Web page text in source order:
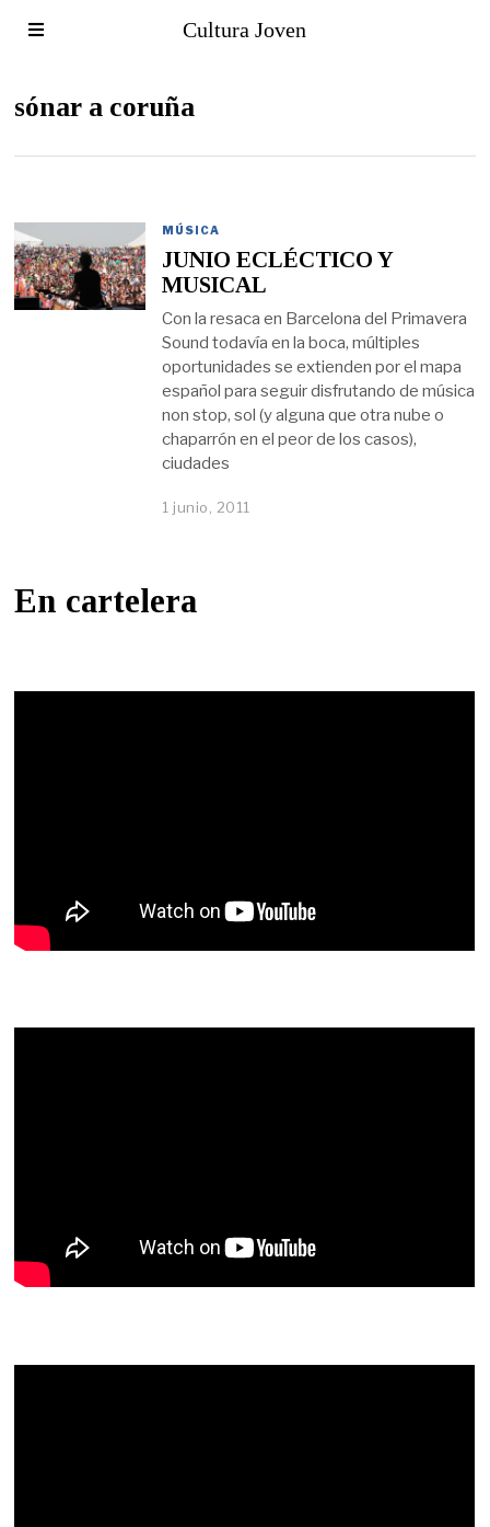
Cultura Joven
sónar a coruña
MÚSICA
JUNIO ECLÉCTICO Y
MUSICAL
Con la resaca en Barcelona del Primavera
Sound todavía en la boca, múltiples
oportunidades se extienden por el mapa
español para seguir disfrutando de música
non stop, sol (y alguna que otra nube o
chaparrón en el peor de los casos),
ciudades
1 junio, 2011
En cartelera